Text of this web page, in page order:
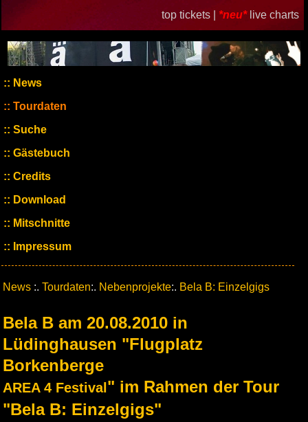
top tickets | *neu* live charts
News
Tourdaten
Suche
Gästebuch
Credits
Download
Mitschnitte
Impressum
News :. Tourdaten:. Nebenprojekte:. Bela B: Einzelgigs
Bela B am 20.08.2010 in
Lüdinghausen "Flugplatz
Borkenberge
AREA 4 Festival " im Rahmen der Tour
"Bela B: Einzelgigs"